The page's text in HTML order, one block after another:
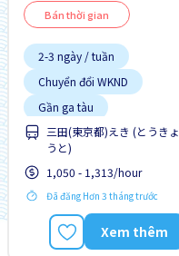
Bán thời gian
2-3 ngày / tuần
Chuyển đổi WKND
Gần ga tàu
Giao dịch đã thanh toán
Vài giờ làm việc
三田(東京都)えき (とうきょ
うと)
1,050 - 1,313/hour
Đã đăng Hơn 3 tháng trước
Xem thêm